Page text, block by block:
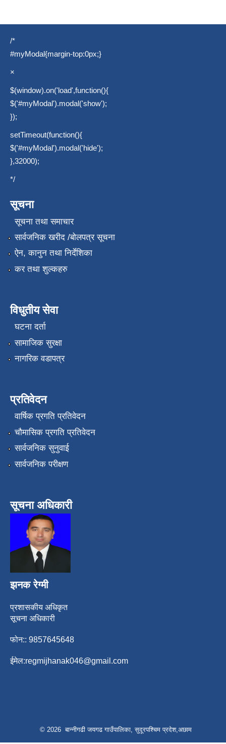
/*
#myModal{margin-top:0px;}
×
$(window).on('load',function(){
$('#myModal').modal('show');
});
setTimeout(function(){
$('#myModal').modal('hide');
},32000);
*/
सूचना
सूचना तथा समाचार
सार्वजनिक खरीद /बोलपत्र सूचना
ऐन, कानुन तथा निर्देशिका
कर तथा शुल्कहरु
विधुतीय सेवा
घटना दर्ता
सामाजिक सुरक्षा
नागरिक वडापत्र
प्रतिवेदन
वार्षिक प्रगति प्रतिवेदन
चौमासिक प्रगति प्रतिवेदन
सार्वजनिक सुनुवाई
सार्वजनिक परीक्षण
सूचना अधिकारी
झनक रेग्मी
प्रशासकीय अधिकृत
सूचना अधिकारी
फोन:: 9857645648
ईमेल:regmijhanak046@gmail.com
© 2026 बान्नीगढी जयगढ गाउँपालिका, सुदूरपश्चिम प्रदेश,अछाम